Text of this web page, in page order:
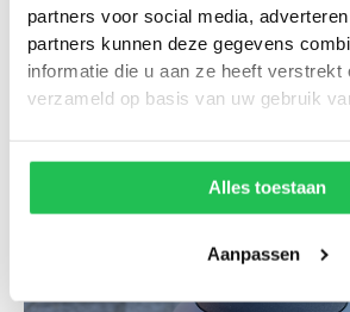
partners voor social media,
partners kunnen deze gegevens
informatie die u aan ze heeft verstrekt
verzameld op basis van uw gebruik
Alles toestaan
Aanpassen
Parkeersensoren
Harderwijk